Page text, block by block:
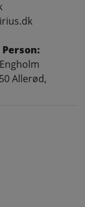
Allerød,